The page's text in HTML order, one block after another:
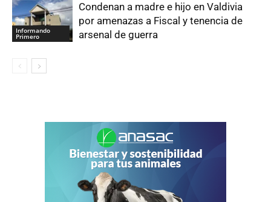
Informando
Primero
Condenan a madre e hijo en Valdivia
por amenazas a Fiscal y tenencia de
arsenal de guerra